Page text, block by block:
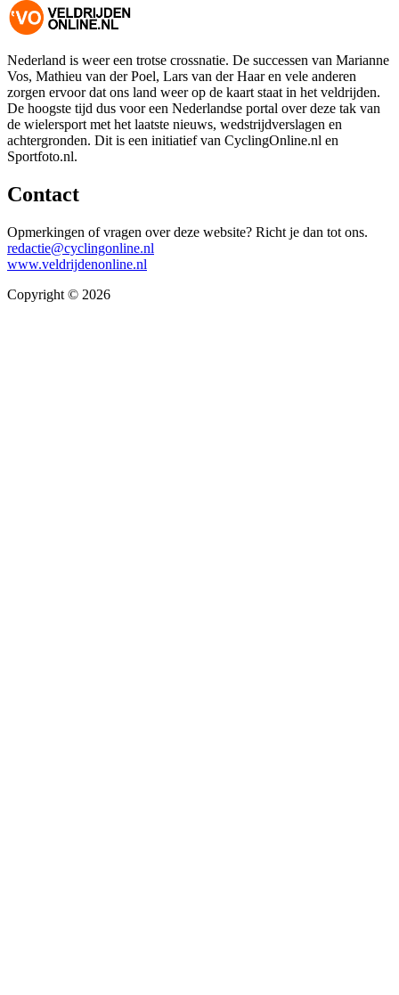
Nederland is weer een trotse crossnatie. De successen van Marianne
Vos, Mathieu van der Poel, Lars van der Haar en vele anderen
zorgen ervoor dat ons land weer op de kaart staat in het veldrijden.
De hoogste tijd dus voor een Nederlandse portal over deze tak van
de wielersport met het laatste nieuws, wedstrijdverslagen en
achtergronden. Dit is een initiatief van CyclingOnline.nl en
Sportfoto.nl.
Contact
Opmerkingen of vragen over deze website? Richt je dan tot ons.
redactie@cyclingonline.nl
www.veldrijdenonline.nl
Copyright © 2026